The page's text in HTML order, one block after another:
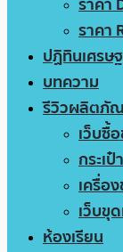
ราคา
ปฏิทินเศรษ
บทความ
รีวิวผลิตภั
เว็บซื้
กระเ
เครื่อ
เว็บขุ
ห้องเรียน